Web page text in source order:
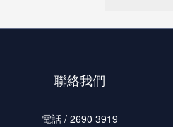
聯絡我們
電話 / 2690 3919